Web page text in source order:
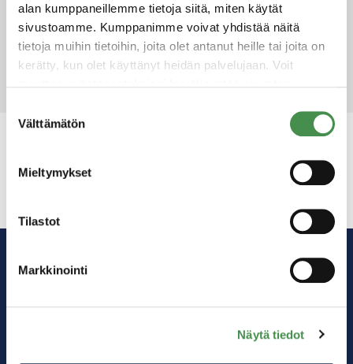
alan kumppaneillemme tietoja siitä, miten käytät
sivustoamme. Kumppanimme voivat yhdistää näitä
tietoja muihin tietoihin, joita olet antanut heille tai joita on
kerätty, kun olet käyttänyt heidän palvelujaan. Voit
valinta
Välttämätön
Mieltymykset
Tilastot
Markkinointi
Näytä tiedot